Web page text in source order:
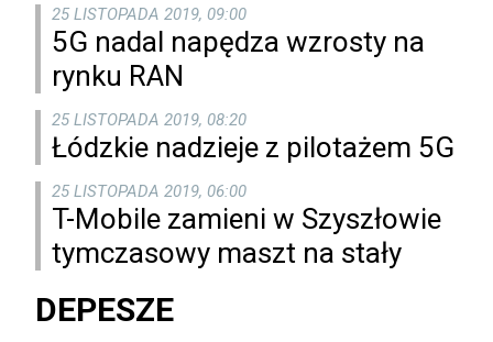
25 LISTOPADA 2019, 09:00
5G nadal napędza wzrosty na
rynku RAN
25 LISTOPADA 2019, 08:20
Łódzkie nadzieje z pilotażem 5G
25 LISTOPADA 2019, 06:00
T-Mobile zamieni w Szyszłowie
tymczasowy maszt na stały
DEPESZE